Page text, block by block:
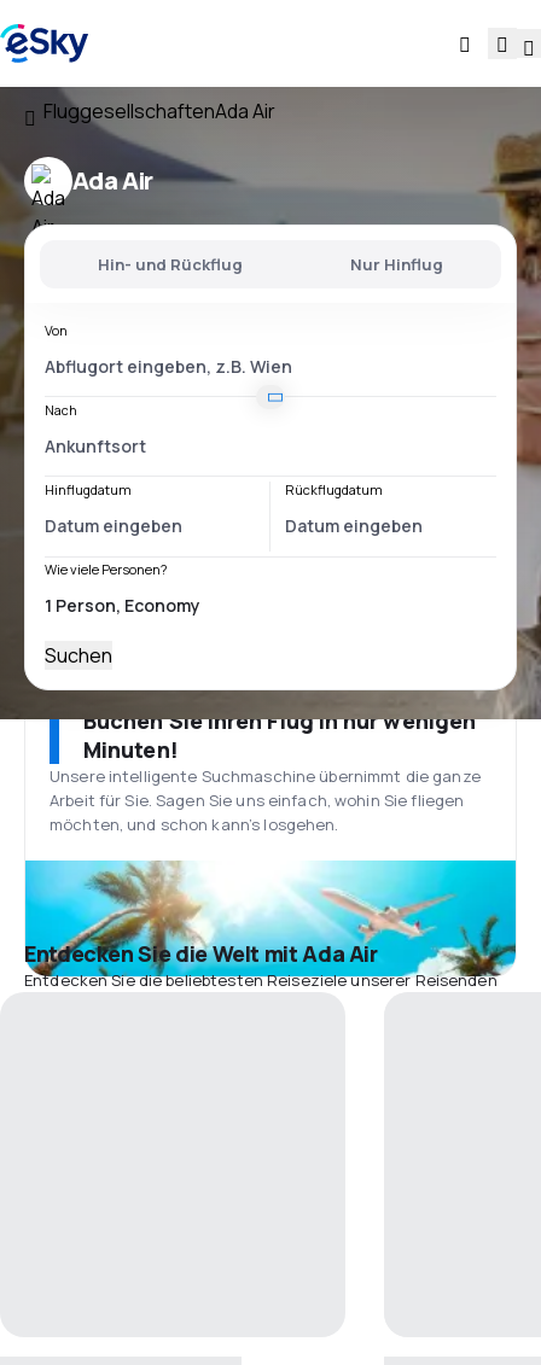
FluggesellschaftenAda Air
Ada Air
Hin- und Rückflug Nur Hinflug
Von
Nach
Hinflugdatum Rückflugdatum
Wie viele Personen?
Suchen
Buchen Sie Ihren Flug in nur wenigen
Minuten!
Unsere intelligente Suchmaschine übernimmt die ganze
Arbeit für Sie. Sagen Sie uns einfach, wohin Sie fliegen
möchten, und schon kann’s losgehen.
Entdecken Sie die Welt mit Ada Air
Entdecken Sie die beliebtesten Reiseziele unserer Reisenden